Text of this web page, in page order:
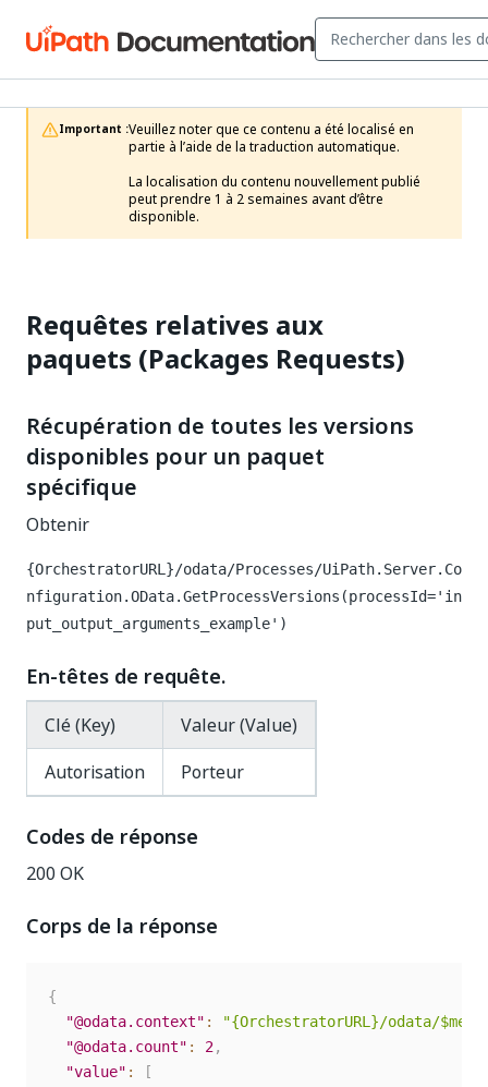
Important :Veuillez noter que ce contenu a été localisé en
partie à l’aide de la traduction automatique.
La localisation du contenu nouvellement publié
peut prendre 1 à 2 semaines avant d’être
disponible.
Requêtes relatives aux
paquets (Packages Requests)
Récupération de toutes les versions
disponibles pour un paquet
spécifique
Obtenir
{OrchestratorURL}/odata/Processes/UiPath.Server.Co
nfiguration.OData.GetProcessVersions(processId='in
put_output_arguments_example')
En-têtes de requête.
Clé (Key)
Valeur (Value)
Autorisation
Porteur
Codes de réponse
200 OK
Corps de la réponse
{
"@odata.context" :
"{OrchestratorURL}/odata/
"@odata.count" : 2,
"value" :
[